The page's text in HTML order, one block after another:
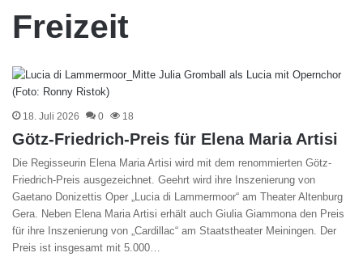
Freizeit
18. Juli 2026 0 18
Götz-Friedrich-Preis für Elena Maria Artisi
Die Regisseurin Elena Maria Artisi wird mit dem renommierten Götz-
Friedrich-Preis ausgezeichnet. Geehrt wird ihre Inszenierung von
Gaetano Donizettis Oper „Lucia di Lammermoor“ am Theater Altenburg
Gera. Neben Elena Maria Artisi erhält auch Giulia Giammona den Preis
für ihre Inszenierung von „Cardillac“ am Staatstheater Meiningen. Der
Preis ist insgesamt mit 5.000…